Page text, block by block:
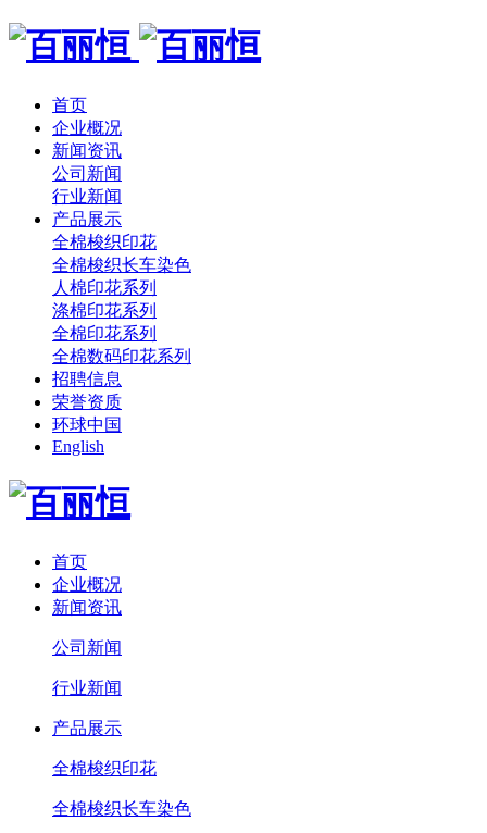
首页
企业概况
新闻资讯
公司新闻
行业新闻
产品展示
全棉梭织印花
全棉梭织长车染色
人棉印花系列
涤棉印花系列
全棉印花系列
全棉数码印花系列
招聘信息
荣誉资质
环球中国
English
首页
企业概况
新闻资讯
公司新闻
行业新闻
产品展示
全棉梭织印花
全棉梭织长车染色